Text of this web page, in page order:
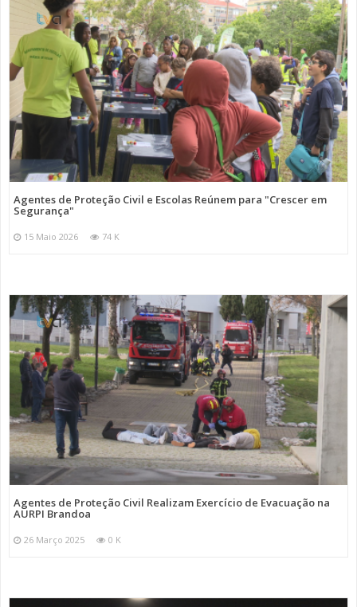
Agentes de Proteção Civil e Escolas Reúnem para "Crescer em
Segurança"
15 Maio 2026 74 K
Agentes de Proteção Civil Realizam Exercício de Evacuação na
AURPI Brandoa
26 Março 2025 0 K